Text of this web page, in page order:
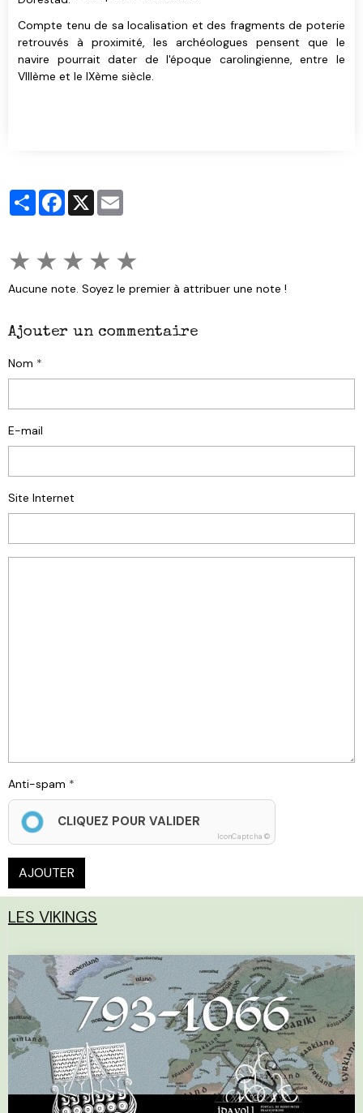
Compte tenu de sa localisation et des fragments de poterie
retrouvés à proximité, les archéologues pensent que le
navire pourrait dater de l'époque carolingienne, entre le
VIIIème et le IXème siècle.
PartagerFacebook
X
★ ★ ★ ★ ★
Aucune note. Soyez le premier à attribuer une note !
Ajouter un commentaire
Nom
E-mail
Site Internet
Anti-spam
CLIQUEZ POUR VALIDER
IconCaptcha ©
AJOUTER
LES VIKINGS